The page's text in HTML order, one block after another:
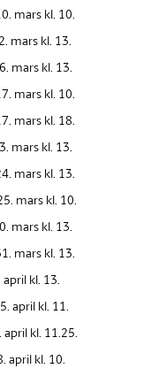
mars kl. 10.
mars kl. 13.
mars kl. 13.
mars kl. 10.
mars kl. 18.
mars kl. 13.
mars kl. 13.
mars kl. 10.
mars kl. 13.
mars kl. 13.
kl. 13.
april kl. 11.
kl. 11.25.
april kl. 10.